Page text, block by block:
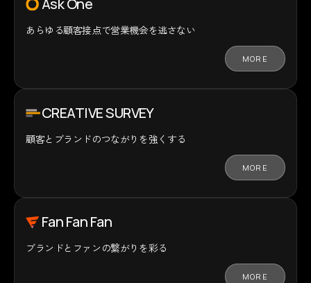
Ask One
あらゆる顧客接点で営業機会を逃さない
MORE
CREATIVE SURVEY
顧客とブランドのつながりを強くする
MORE
Fan Fan Fan
ブランドとファンの繋がりを彩る
MORE